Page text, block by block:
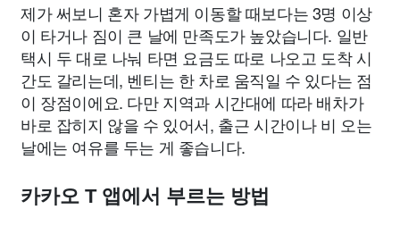
제가 써보니 혼자 가볍게 이동할 때보다는 3명 이상
이 타거나 짐이 큰 날에 만족도가 높았습니다. 일반
택시 두 대로 나눠 타면 요금도 따로 나오고 도착 시
간도 갈리는데, 벤티는 한 차로 움직일 수 있다는 점
이 장점이에요. 다만 지역과 시간대에 따라 배차가
바로 잡히지 않을 수 있어서, 출근 시간이나 비 오는
날에는 여유를 두는 게 좋습니다.
카카오 T 앱에서 부르는 방법